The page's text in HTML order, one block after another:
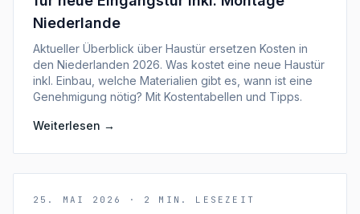
Niederlande
Aktueller Überblick über Haustür ersetzen Kosten in
den Niederlanden 2026. Was kostet eine neue Haustür
inkl. Einbau, welche Materialien gibt es, wann ist eine
Genehmigung nötig? Mit Kostentabellen und Tipps.
Weiterlesen →
25. MAI 2026 · 2 MIN. LESEZEIT